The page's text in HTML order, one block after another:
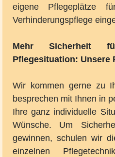
eigene Pflegeplätze
Verhinderungspflege
Mehr Sicherheit
Pflegesituation: Unsere
Wir kommen gerne zu
besprechen mit Ihnen in
Ihre ganz individuelle
Wünsche. Um
gewinnen, schulen wir
einzelnen